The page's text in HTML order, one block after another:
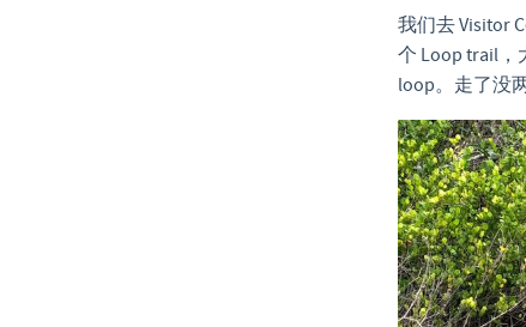
我们去 Visitor
个 Loop trail，
loop。走了没